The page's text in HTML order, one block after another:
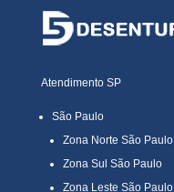
Atendimento SP
São Paulo
Zona Norte São Paulo
Zona Sul São Paulo
Zona Leste São Paulo